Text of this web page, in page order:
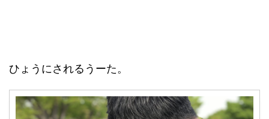
ひょうにされるうーた。